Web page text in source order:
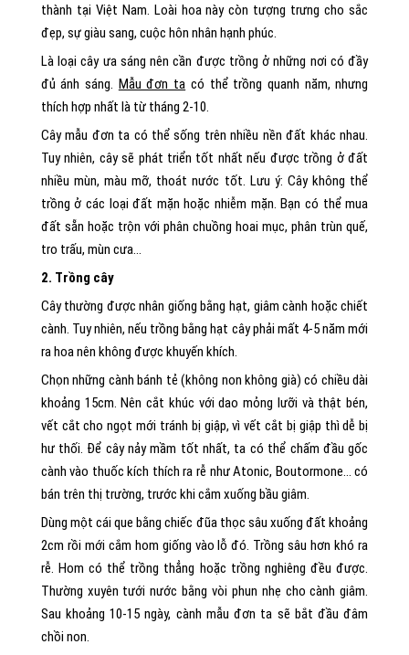
thành tại Việt Nam. Loài hoa này còn tượng trưng cho sắc
đẹp, sự giàu sang, cuộc hôn nhân hạnh phúc.
Là loại cây ưa sáng nên cần được trồng ở những nơi có đầy
đủ ánh sáng. Mẫu đơn ta có thể trồng quanh năm, nhưng
thích hợp nhất là từ tháng 2-10.
Cây mẫu đơn ta có thể sống trên nhiều nền đất khác nhau.
Tuy nhiên, cây sẽ phát triển tốt nhất nếu được trồng ở đất
nhiều mùn, màu mỡ, thoát nước tốt. Lưu ý: Cây không thể
trồng ở các loại đất mặn hoặc nhiễm mặn. Bạn có thể mua
đất sẵn hoặc trộn với phân chuồng hoai mục, phân trùn quế,
tro trấu, mùn cưa…
2. Trồng cây
Cây thường được nhân giống bằng hạt, giâm cành hoặc chiết
cành. Tuy nhiên, nếu trồng bằng hạt cây phải mất 4-5 năm mới
ra hoa nên không được khuyến khích.
Chọn những cành bánh tẻ (không non không già) có chiều dài
khoảng 15cm. Nên cắt khúc với dao mỏng lưỡi và thật bén,
vết cắt cho ngọt mới tránh bị giập, vì vết cắt bị giập thì dễ bị
hư thối. Để cây nảy mầm tốt nhất, ta có thể chấm đầu gốc
cành vào thuốc kích thích ra rễ như Atonic, Boutormone… có
bán trên thị trường, trước khi cắm xuống bầu giâm.
Dùng một cái que bằng chiếc đũa thọc sâu xuống đất khoảng
2cm rồi mới cắm hom giống vào lỗ đó. Trồng sâu hơn khó ra
rễ. Hom có thể trồng thẳng hoặc trồng nghiêng đều được.
Thường xuyên tưới nước bằng vòi phun nhẹ cho cành giâm.
Sau khoảng 10-15 ngày, cành mẫu đơn ta sẽ bắt đầu đâm
chồi non.